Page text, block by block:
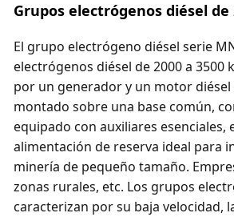
Grupos electrógenos diésel de
El grupo electrógeno diésel serie
electrógenos diésel de 2000 a 3500
por un generador y un motor diésel
montado sobre una base común,
equipado con auxiliares esenciales,
alimentación de reserva ideal para
minería de pequeño tamaño.
zonas rurales, etc. Los grupos
caracterizan por su baja velocidad,